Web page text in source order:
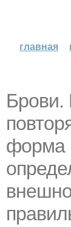
главная
Брови.
форма